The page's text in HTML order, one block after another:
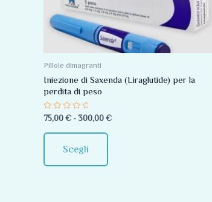
Pillole dimagranti
Iniezione di Saxenda (Liraglutide) per la
perdita di peso
Valutato
0
su
5
75,00 € - 300,00 €
Scegli
Le
opzioni
possono
scelte